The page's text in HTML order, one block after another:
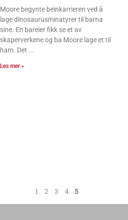
Moore begynte beinkarrieren ved å
lage dinosaurusminatyrer til barna
sine. En bareier fikk se et av
skaperverkene og ba Moore lage et til
ham. Det
Les mer »
1 2 3 4 5